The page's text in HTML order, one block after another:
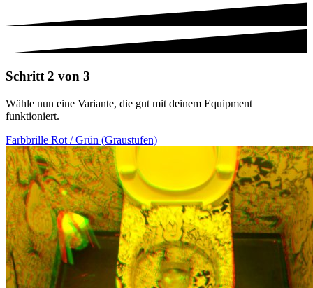
Schritt 2 von 3
Wähle nun eine Variante, die gut mit deinem Equipment
funktioniert.
Farbbrille Rot / Grün (Graustufen)